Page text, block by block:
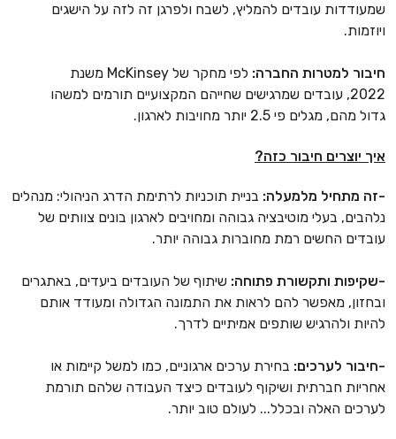
שמעודדות עובדים להמליץ, לשבח ולפרגן זה לזה על הישגים
ויוזמות.
חיבור למטרות החברה:
לפי מחקר של McKinsey משנת
2022, עובדים שמרגישים שחייהם המקצועיים תורמים למשהו
גדול מהם, מגלים פי 2.5 יותר מחויבות לארגון.
איך יוצרים חיבור כזה?
-זה מתחיל מלמעלה: בניית תוכניות לרתימת הדרג הניהולי: מנהלים
נלהבים, בעלי מוטיבציה גבוהה ומחויבים לארגון בונים צוותים של
עובדים החשים רמת מחוברות גבוהה יותר.
-שקיפות ותקשורת פתוחה: שיתוף של העובדים ביעדים, באתגרים
ובחזון, מאפשר להם לראות את התמונה הגדולה ומעודד אותם
להיות ולהרגיש שותפים אמיתיים לדרך.
-חיבור לערכים: בחירת ערכים ארגוניים, כמו למשל קיימות או
אחריות חברתית ושיקוף לעובדים כיצד העבודה שלהם תורמת
לערכים האלה ובכלל... לעולם טוב יותר.